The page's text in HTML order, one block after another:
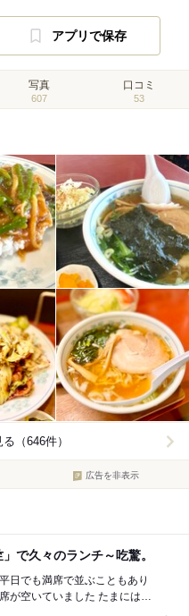
アプリで保存
写真
607
口コミ
53
（646件）
広告を非表示
で久々のランチ～吃驚。